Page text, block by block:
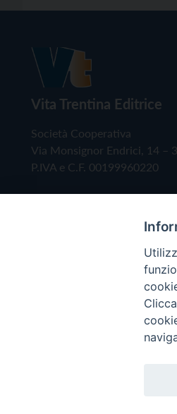
Vita Trentina Editrice
Società Cooperativa
Via Monsignor Endrici, 14 –
P.IVA e C.F. 00199960220
Copyright © 2019 -